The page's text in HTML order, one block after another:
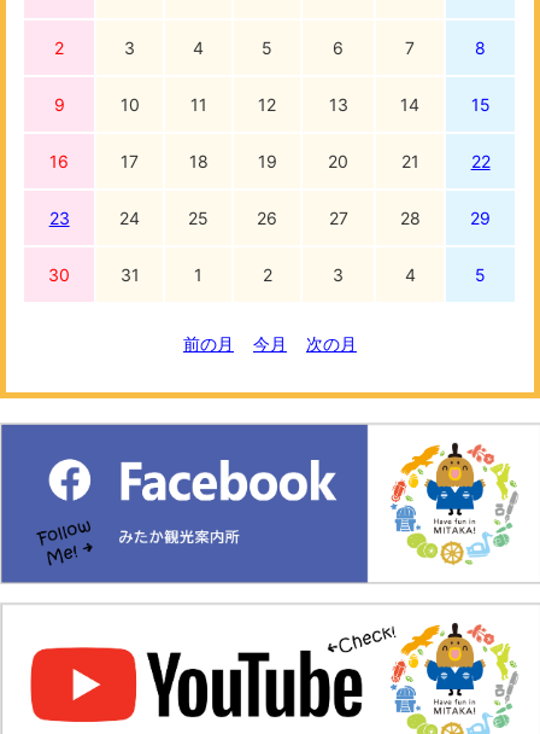
2 3 4 5 6 7 8
9 10 11 12 13 14 15
16 17 18 19 20 21 22
23 24 25 26 27 28 29
30 31 1 2 3 4 5
前の月 今月 次の月